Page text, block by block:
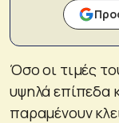
Όσο οι τιμές
υψηλά επίπεδα
παραμένουν